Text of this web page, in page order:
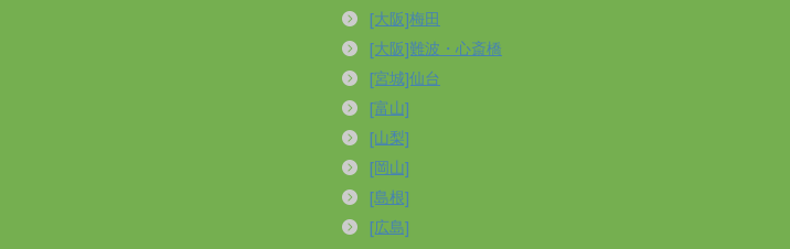
[大阪]梅田
[大阪]難波・心斎橋
[宮城]仙台
[富山]
[山梨]
[岡山]
[島根]
[広島]